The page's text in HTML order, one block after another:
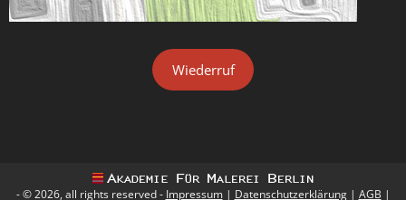
Wiederruf
- © 2026, all rights reserved - Impressum| Datenschutzerklärung| AGB |